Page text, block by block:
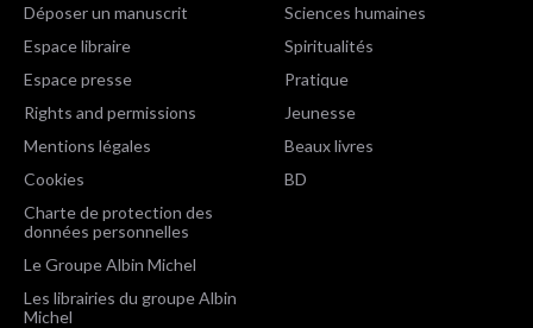
Déposer un manuscrit
Espace libraire
Espace presse
Rights and permissions
Mentions légales
Cookies
Charte de protection des
données personnelles
Le Groupe Albin Michel
Les librairies du groupe Albin
Michel
Sciences humaines
Spiritualités
Pratique
Jeunesse
Beaux livres
BD